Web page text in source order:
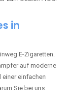
in
E-Zigaretten.
auf moderne
einer einfachen
Sie bei uns